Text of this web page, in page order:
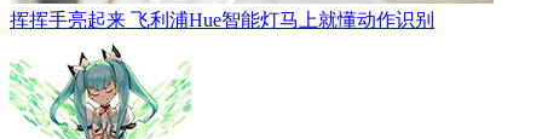
挥挥手亮起来 飞利浦Hue智能灯马上就懂动作识别